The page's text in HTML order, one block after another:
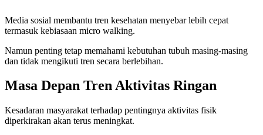
Media sosial membantu tren kesehatan menyebar lebih cepat
termasuk kebiasaan micro walking.
Namun penting tetap memahami kebutuhan tubuh masing-masing
dan tidak mengikuti tren secara berlebihan.
Masa Depan Tren Aktivitas Ringan
Kesadaran masyarakat terhadap pentingnya aktivitas fisik
diperkirakan akan terus meningkat.